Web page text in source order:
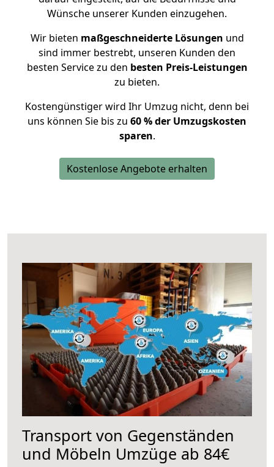
Wünsche unserer Kunden einzugehen.
Wir bieten maßgeschneiderte Lösungen und
sind immer bestrebt, unseren Kunden den
besten Service zu den besten Preis-Leistungen
zu bieten.
Kostengünstiger wird Ihr Umzug nicht, denn bei
uns können Sie bis zu 60 % der Umzugskosten
sparen.
Kostenlose Angebote erhalten
Transport von Gegenständen
und Möbeln Umzüge ab 84€